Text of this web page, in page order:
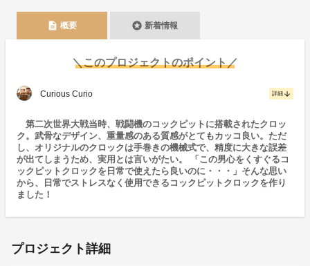
description 概要 stars 新着情報
＼このプロジェクトのポイント／
Curious Curio 詳細 arrow_downward
第二次世界大戦当時、戦闘機のコックピットに搭載されたクロッ
ク。武骨なデザイン、重量感のある質感がとてもカッコ良い。ただ
し、オリジナルのクロックは手巻きの機械式で、精度に大きな誤差
が出てしまうため、実用とは言いがたい。 「この男心をくすぐるコ
ックピットクロックを日常で使えたら良いのに・・・」そんな思い
から、日常でストレスなく使用できるコックピットクロックを作り
ました！
プロジェクト詳細